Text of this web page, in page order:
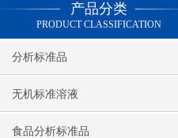
产品分类
PRODUCT CLASSIFICATION
分析标准品
无机标准溶液
食品分析标准品